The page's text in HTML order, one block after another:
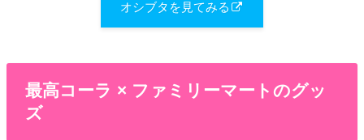
オシブタを見てみる
最高コーラ × ファミリーマートのグッ
ズ